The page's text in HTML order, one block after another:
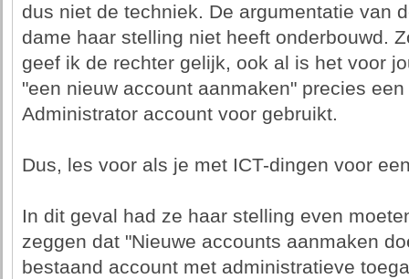
dus niet de techniek. De argumentatie van
dame haar stelling niet heeft onderbouwd.
geef ik de rechter gelijk, ook al is het voor
"een nieuw account aanmaken" precies
Administrator account voor gebruikt.
Dus, les voor als je met ICT-dingen voor
In dit geval had ze haar stelling even
zeggen dat "Nieuwe accounts aanmaken
bestaand account met administratieve